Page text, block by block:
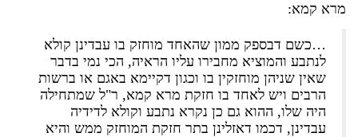
מרא קמא:
…כשם דבספק ממון שהאחד מוחזק בו עבדינן קולא
לנתבע והמוציא מחבירו עליו הראיה, הכי נמי בדבר
שאין שניהן מוחזקין בו וכגון דקיימא באגם או ברשות
הרבים ויש לאחד בו חזקת מרא קמא, ר"ל שמתחילה
היה שלו, ההוא גם כן נקרא נתבע וקולא לדידיה
עבדינן, דכמו דאזלינן בתר חזקת המוחזק ממש והיא